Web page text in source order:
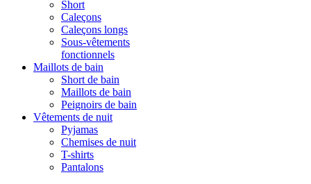
Short
Caleçons
Caleçons longs
Sous-vêtements
fonctionnels
Maillots de bain
Short de bain
Maillots de bain
Peignoirs de bain
Vêtements de nuit
Pyjamas
Chemises de nuit
T-shirts
Pantalons